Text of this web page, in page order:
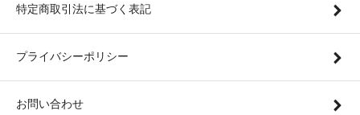
特定商取引法に基づく表記
プライバシーポリシー
お問い合わせ